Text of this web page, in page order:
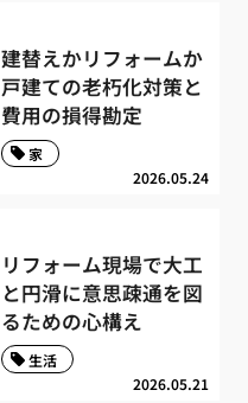
建替えかリフォームか
戸建ての老朽化対策と
費用の損得勘定
2026.05.24
家
リフォーム現場で大工
と円滑に意思疎通を図
るための心構え
2026.05.21
生活